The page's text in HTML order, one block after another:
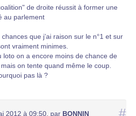
de droite réussit à former une
au parlement
chances que j’ai raison sur le n°1 et sur
vraiment minimes.
loto on a encore moins de chance de
on tente quand même le coup.
pas là ?
2012 à 09:50 par BONNIN